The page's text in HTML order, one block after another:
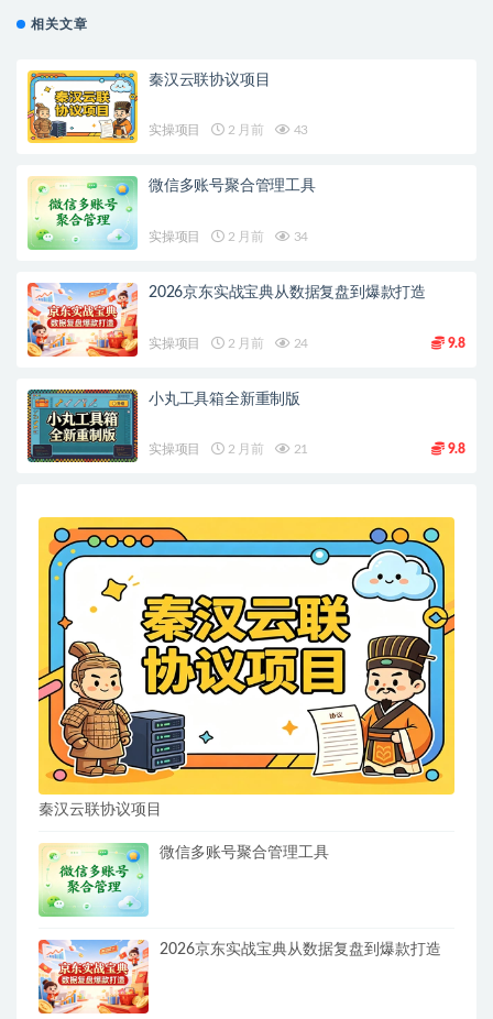
相关文章
秦汉云联协议项目
实操项目 2 月前 43
微信多账号聚合管理工具
实操项目 2 月前 34
2026京东实战宝典从数据复盘到爆款打造
实操项目 2 月前 24 9.8
小丸工具箱全新重制版
实操项目 2 月前 21 9.8
秦汉云联协议项目
微信多账号聚合管理工具
2026京东实战宝典从数据复盘到爆款打造